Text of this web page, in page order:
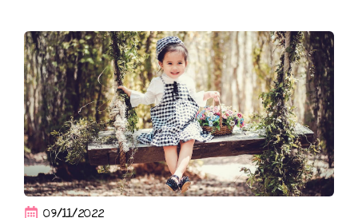
09/11/2022